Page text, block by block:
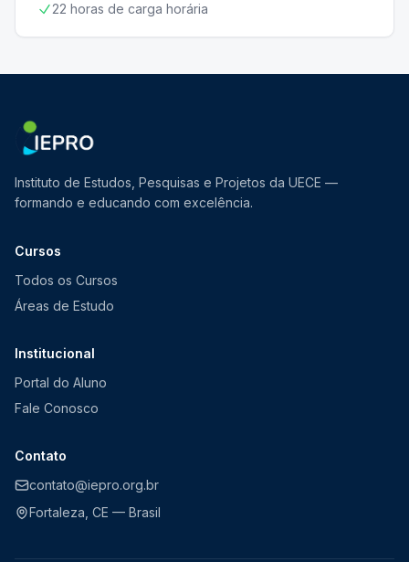
22 horas de carga horária
Instituto de Estudos, Pesquisas e Projetos da UECE —
formando e educando com excelência.
Cursos
Todos os Cursos
Áreas de Estudo
Institucional
Portal do Aluno
Fale Conosco
Contato
contato@iepro.org.br
Fortaleza, CE — Brasil